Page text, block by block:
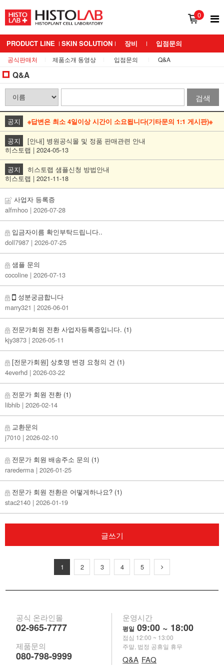
0
PRODUCT LINE SKIN SOLUTION 장비
입점문의
BRAND 소개
MEDIANS LAB
공식판매처 제품소개 동영상 입점문의 Q&A
Q&A
검색
공지 ※답변은 최소 4일이상 시간이 소요됩니다(기타문의 1:1 게시판)※
공지
[안내] 병원공식몰 및 정품 판매관련 안내
히스토랩 | 2024-05-13
공지
히스토랩 샘플신청 방법안내
히스토랩 | 2021-11-18
사업자 등록증
alfmhoo | 2026-07-28
입금자이름 확인부탁드립니다..
doll7987 | 2026-07-25
샘플 문의
cocoline | 2026-07-13
성분궁금합니다
marry321 | 2026-06-01
전문가회원 전환 사업자등록증입니다. (1)
kjy3873 | 2026-05-11
[전문가회원] 상호명 변경 요청의 건 (1)
4everhd | 2026-03-22
전문가 회원 전환 (1)
libhib | 2026-02-14
교환문의
j7010 | 2026-02-10
전문가 회원 배송주소 문의 (1)
rarederma | 2026-01-25
전문가 회원 전환은 어떻게하나요? (1)
stac2140 | 2026-01-19
글쓰기
1 2 3 4 5
공식 온라인몰
02-965-7777
제품문의
080-798-9999
운영시간
평일 09:00 ~ 18:00
점심 12:00 ~ 13:00
주말, 법정 공휴일 휴무
Q&A FAQ